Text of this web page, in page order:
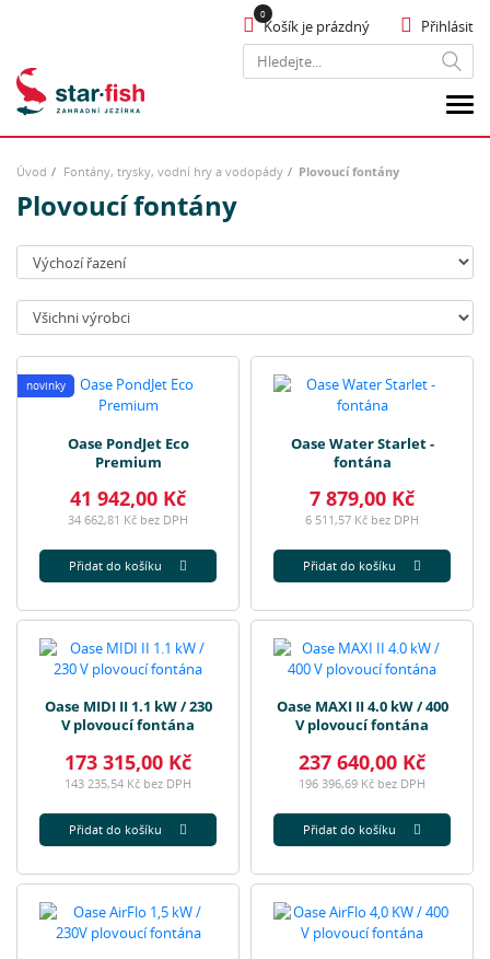
Hledat
Přihlásit
Košík je prázdný
Úvod Fontány, trysky, vodní hry a vodopády Plovoucí fontány
Plovoucí fontány
Seřadit:
Výrobci:
novinky
Oase PondJet Eco
Premium
41 942,00 Kč
34 662,81 Kč bez DPH
Přidat do košíku
Oase Water Starlet -
fontána
7 879,00 Kč
6 511,57 Kč bez DPH
Přidat do košíku
Oase MIDI II 1.1 kW / 230
V plovoucí fontána
173 315,00 Kč
143 235,54 Kč bez DPH
Přidat do košíku
Oase MAXI II 4.0 kW / 400
V plovoucí fontána
237 640,00 Kč
196 396,69 Kč bez DPH
Přidat do košíku